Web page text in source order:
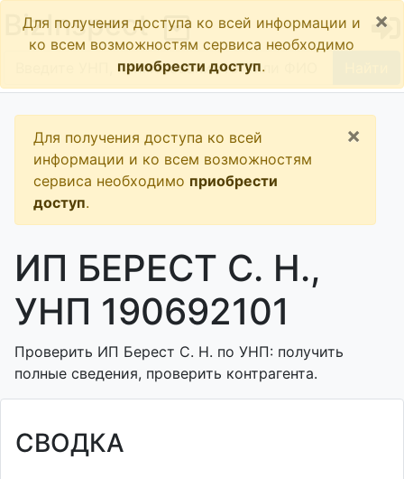
BizInspect
Для получения доступа ко всей информации и
ко всем возможностям сервиса необходимо
приобрести доступ.
×
Для получения доступа ко всей
информации и ко всем возможностям
сервиса необходимо приобрести
доступ.
×
ИП БЕРЕСТ С. Н.,
УНП 190692101
Проверить ИП Берест С. Н. по УНП: получить
полные сведения, проверить контрагента.
СВОДКА